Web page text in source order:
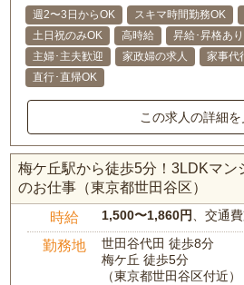
週2〜3日からOK スキマ時間勤務OK
土日祝のみOK
高時給 昇給･昇格あり
主婦･主夫歓迎
家政婦の求人
家事代
直行･直帰OK
この求人の詳細を
梅ケ丘駅から徒歩5分！3LDKマン
のお仕事（東京都世田谷区）
時給 1,500〜1,860円、交通
勤務地
世田谷代田 徒歩8分
梅ケ丘 徒歩5分
（東京都世田谷区付近）